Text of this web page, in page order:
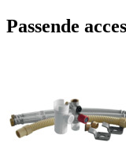
Passende